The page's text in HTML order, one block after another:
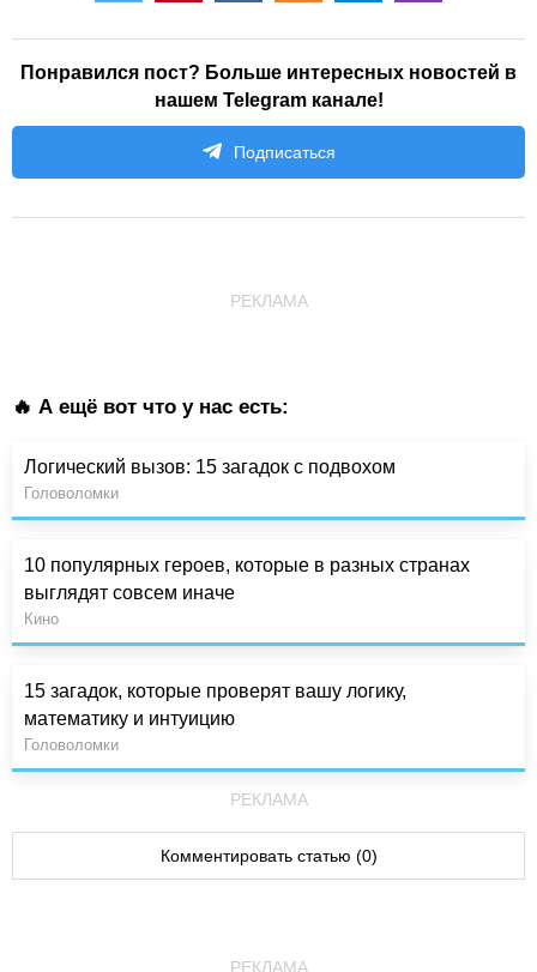
Понравился пост? Больше интересных новостей в
нашем Telegram канале!
Подписаться
РЕКЛАМА
🔥 А ещё вот что у нас есть:
Логический вызов: 15 загадок с подвохом
Головоломки
10 популярных героев, которые в разных странах
выглядят совсем иначе
Кино
15 загадок, которые проверят вашу логику,
математику и интуицию
Головоломки
РЕКЛАМА
Комментировать статью (0)
РЕКЛАМА